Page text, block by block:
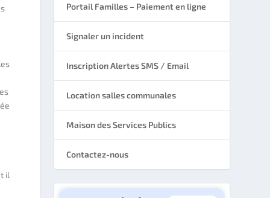
il
Portail Familles – Paiement en ligne
Signaler un incident
Inscription Alertes SMS / Email
Location salles communales
Maison des Services Publics
Contactez-nous